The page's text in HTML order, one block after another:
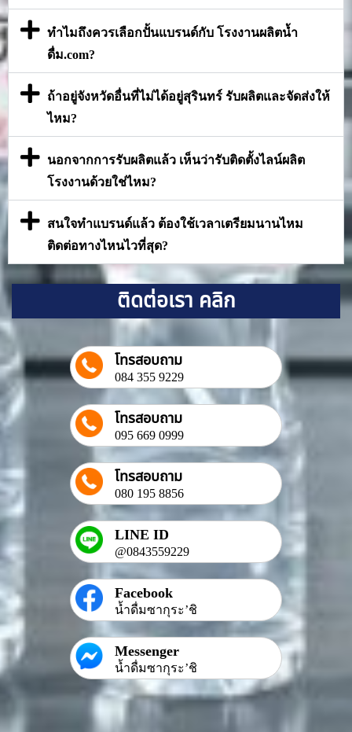
ทำไมถึงควรเลือกปั้นแบรนด์กับ โรงงานผลิตน้ำ
ดื่ม.com?
ถ้าอยู่จังหวัดอื่นที่ไม่ได้อยู่สุรินทร์ รับผลิตและจัดส่งให้
ไหม?
นอกจากการรับผลิตแล้ว เห็นว่ารับติดตั้งไลน์ผลิต
โรงงานด้วยใช่ไหม?
สนใจทำแบรนด์แล้ว ต้องใช้เวลาเตรียมนานไหม
ติดต่อทางไหนไวที่สุด?
ติดต่อเรา คลิก
โทรสอบถาม
084 355 9229
โทรสอบถาม
095 669 0999
โทรสอบถาม
080 195 8856
LINE ID
@0843559229
Facebook
น้ำดื่มซากุระ’ชิ
Messenger
น้ำดื่มซากุระ’ชิ